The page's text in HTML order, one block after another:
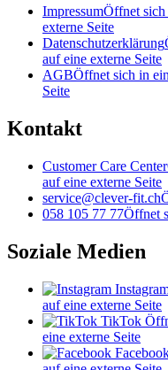
ImpressumÖffnet sich
externe Seite
Datenschutzerklärung
auf eine externe Seite
AGBÖffnet sich in
Seite
Kontakt
Customer Care Center
auf eine externe Seite
service@clever-fit.ch
058 105 77 77Öffnet
Soziale Medien
auf eine externe Seite
TikTok
eine externe Seite